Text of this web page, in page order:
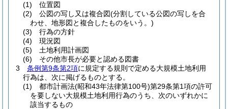
(1)
位置図
(2)
公図の写し又は複合図(分割している公図の写しを合
わせ、地形図と複合したものをいう。)
(3)
行為の方針
(4)
現況図
(5)
土地利用計画図
(6)
その他市長が必要と認める図書
3
条例第9条第2項に規定する規則で定める大規模土地利用
行為は、次に掲げるものとする。
(1)
都市計画法(昭和43年法律第100号)第29条第1項の許可
を要しない大規模土地利用行為のうち、次のいずれかに
該当するもの